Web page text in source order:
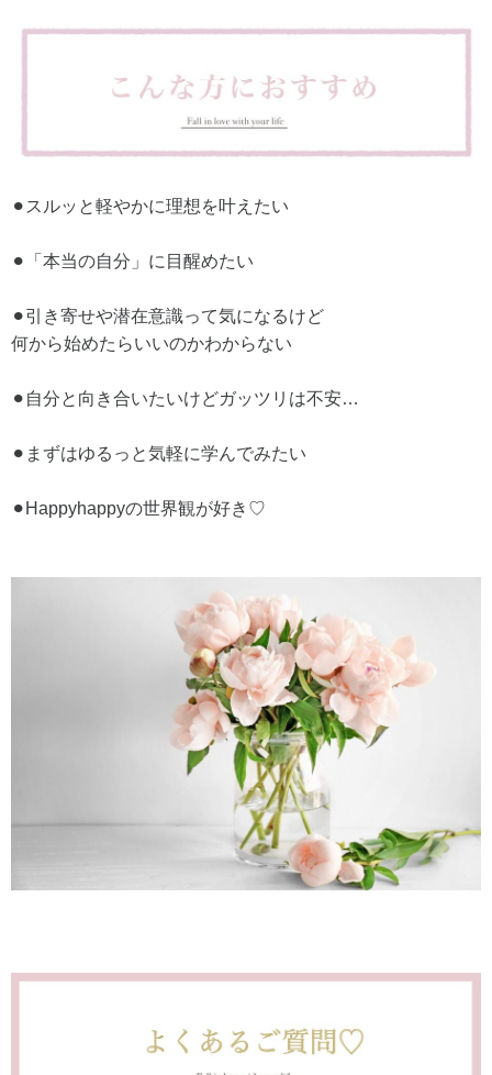
⚫︎スルッと軽やかに理想を叶えたい
⚫︎「本当の自分」に目醒めたい
⚫︎引き寄せや潜在意識って気になるけど
何から始めたらいいのかわからない
⚫︎自分と向き合いたいけどガッツリは不安…
⚫︎まずはゆるっと気軽に学んでみたい
⚫︎Happyhappyの世界観が好き♡